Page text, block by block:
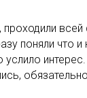
проходили
поняли что и
услило